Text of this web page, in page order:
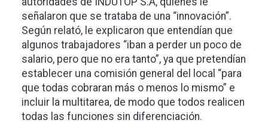
señalaron que se trataba de una “innovación”.
Según relató, le explicaron que entendían que
algunos trabajadores “iban a perder un poco de
salario, pero que no era tanto”, ya que pretendían
establecer una comisión general del local “para
que todas cobraran más o menos lo mismo” e
incluir la multitarea, de modo que todos realicen
todas las funciones sin diferenciación.